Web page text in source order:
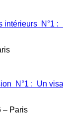
intérieurs N°1 :
N°1 : Un
– Paris